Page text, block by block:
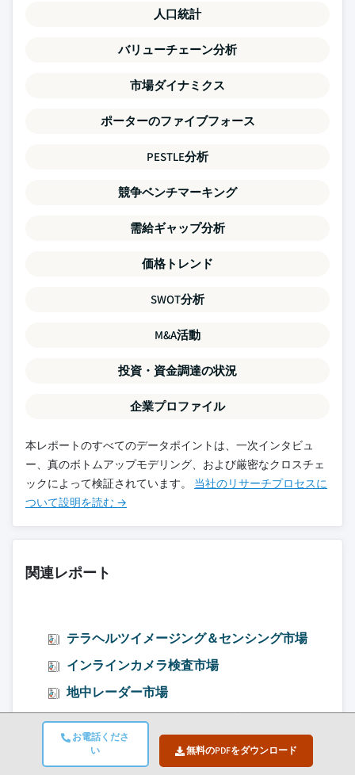
お電話くださ
い
無料のPDFをダウンロード
人口統計
バリューチェーン分析
市場ダイナミクス
ポーターのファイブフォース
PESTLE分析
競争ベンチマーキング
需給ギャップ分析
価格トレンド
SWOT分析
M&A活動
投資・資金調達の状況
企業プロファイル
本レポートのすべてのデータポイントは、一次インタビュ
ー、真のボトムアップモデリング、および厳密なクロスチェ
ックによって検証されています。 当社のリサーチプロセスに
ついて設明を読む →
関連レポート
テラヘルツイメージング＆センシング市場
インラインカメラ検査市場
地中レーダー市場
ハンドヘルドサーマルカメラ市場